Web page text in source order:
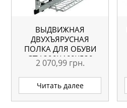
ВЫДВИЖНАЯ
ДВУХЪЯРУСНАЯ
ПОЛКА ДЛЯ ОБУВИ
GTV 290X460X520
2 070,99 грн.
Читать далее